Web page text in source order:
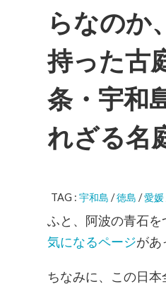
らなのか
持った古
条・宇和
れざる名
TAG : 宇和島 /徳島 /愛媛
ふと、阿波の青石を
気になるページがあ
ちなみに、この日本